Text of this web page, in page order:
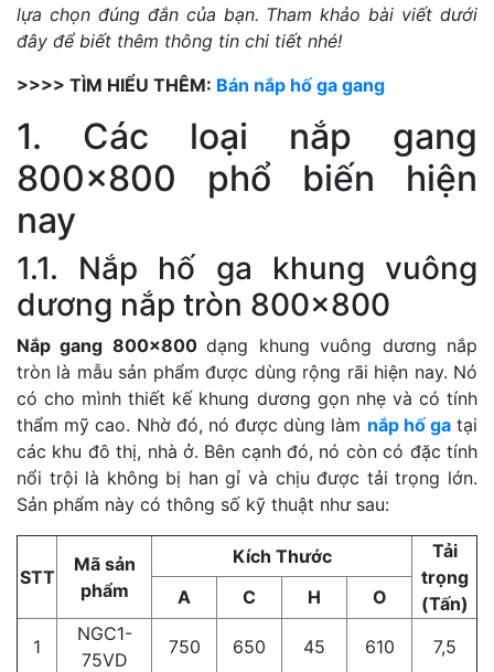
lựa chọn đúng đắn của bạn. Tham khảo bài viết dưới
đây để biết thêm thông tin chi tiết nhé!
>>>> TÌM HIỂU THÊM: Bán nắp hố ga gang
1. Các loại nắp gang
800×800 phổ biến hiện
nay
1.1. Nắp hố ga khung vuông
dương nắp tròn 800×800
Nắp gang 800×800dạng khung vuông dương nắp
tròn là mẫu sản phẩm được dùng rộng rãi hiện nay. Nó
có cho mình thiết kế khung dương gọn nhẹ và có tính
thẩm mỹ cao. Nhờ đó, nó được dùng làm nắp hố gatại
các khu đô thị, nhà ở. Bên cạnh đó, nó còn có đặc tính
nổi trội là không bị han gỉ và chịu được tải trọng lớn.
Sản phẩm này có thông số kỹ thuật như sau:
STT
Mã sản
phẩm
Kích Thước
Tải
trọng
(Tấn)
A C H O
1
NGC1-
75VD
750 650 45 610 7,5